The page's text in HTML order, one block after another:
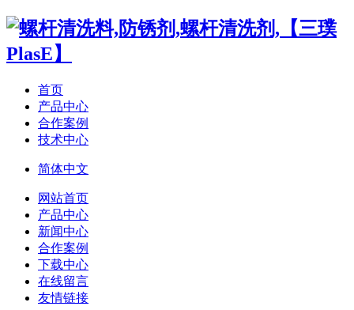
首页
产品中心
合作案例
技术中心
简体中文
网站首页
产品中心
新闻中心
合作案例
下载中心
在线留言
友情链接